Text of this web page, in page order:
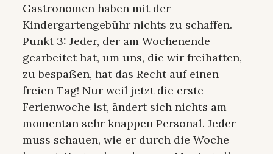
Gastronomen haben mit der
Kindergartengebühr nichts zu schaffen.
Punkt 3: Jeder, der am Wochenende
gearbeitet hat, um uns, die wir freihatten,
zu bespaßen, hat das Recht auf einen
freien Tag! Nur weil jetzt die erste
Ferienwoche ist, ändert sich nichts am
momentan sehr knappen Personal. Jeder
muss schauen, wie er durch die Woche